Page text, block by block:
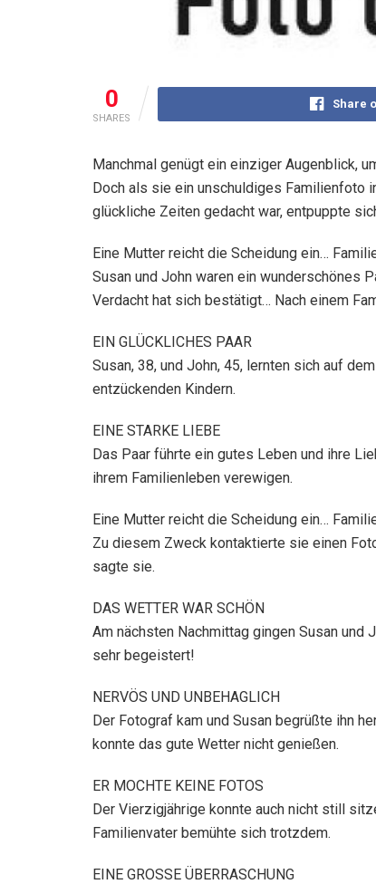
0
SHARES
Share
Manchmal genügt ein einziger Augenblick,
Doch als sie ein unschuldiges Familienfoto
glückliche Zeiten gedacht war, entpuppte
Eine Mutter reicht die Scheidung ein…
Susan und John waren ein wunderschönes
Verdacht hat sich bestätigt… Nach einem
EIN GLÜCKLICHES PAAR
Susan, 38, und John, 45, lernten sich auf
entzückenden Kindern.
EINE STARKE LIEBE
Das Paar führte ein gutes Leben und ihre
ihrem Familienleben verewigen.
Eine Mutter reicht die Scheidung ein…
Zu diesem Zweck kontaktierte sie einen
sagte sie.
DAS WETTER WAR SCHÖN
Am nächsten Nachmittag gingen Susan und
sehr begeistert!
NERVÖS UND UNBEHAGLICH
Der Fotograf kam und Susan begrüßte ihn
konnte das gute Wetter nicht genießen.
ER MOCHTE KEINE FOTOS
Der Vierzigjährige konnte auch nicht still
Familienvater bemühte sich trotzdem.
EINE GROSSE ÜBERRASCHUNG